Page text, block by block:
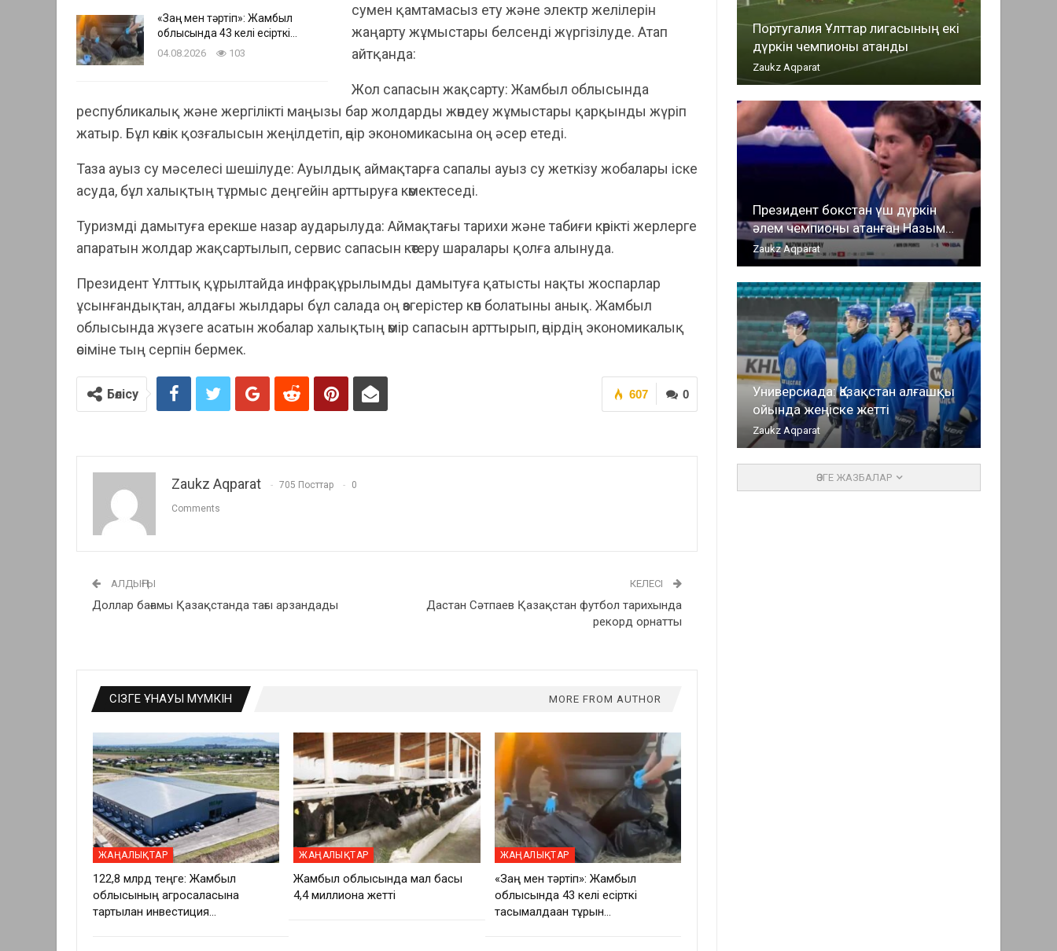
«Заң мен тәртіп»: Жамбыл
облысында 43 келі есірткі…
04.08.2026 103
сумен қамтамасыз ету және электр желілерін
жаңарту жұмыстары белсенді жүргізілуде. Атап
айтқанда:
Жол сапасын жақсарту: Жамбыл облысында
республикалық және жергілікті маңызы бар жолдарды жөндеу жұмыстары қарқынды жүріп
жатыр. Бұл көлік қозғалысын жеңілдетіп, өңір экономикасына оң әсер етеді.
Таза ауыз су мәселесі шешілуде: Ауылдық аймақтарға сапалы ауыз су жеткізу жобалары іске
асуда, бұл халықтың тұрмыс деңгейін арттыруға көмектеседі.
Туризмді дамытуға ерекше назар аударылуда: Аймақтағы тарихи және табиғи көрікті жерлерге
апаратын жолдар жақсартылып, сервис сапасын көтеру шаралары қолға алынуда.
Президент Ұлттық құрылтайда инфрақұрылымды дамытуға қатысты нақты жоспарлар
ұсынғандықтан, алдағы жылдары бұл салада оң өзгерістер көп болатыны анық. Жамбыл
облысында жүзеге асатын жобалар халықтың өмір сапасын арттырып, өңірдің экономикалық
өсіміне тың серпін бермек.
0
607
Бөлісу
Zaukz Aqparat 705 Посттар 0
Comments
АЛДЫҢҒЫ
Доллар бағамы Қазақстанда тағы арзандады
КЕЛЕСІ
Дастан Сәтпаев Қазақстан футбол тарихында
рекорд орнатты
СІЗГЕ ҰНАУЫ МҮМКІН MORE FROM AUTHOR
ЖАҢАЛЫҚТАР
122,8 млрд теңге: Жамбыл
облысының агросаласына
тартылған инвестиция…
ЖАҢАЛЫҚТАР
Жамбыл облысында мал басы
4,4 миллионға жетті
ЖАҢАЛЫҚТАР
«Заң мен тәртіп»: Жамбыл
облысында 43 келі есірткі
тасымалдаған тұрғын…
Португалия Ұлттар лигасының екі
дүркін чемпионы атанды
Zaukz Aqparat
Президент бокстан үш дүркін
әлем чемпионы атанған Назым…
Zaukz Aqparat
Универсиада: Қазақстан алғашқы
ойында жеңіске жетті
Zaukz Aqparat
ӨЗГЕ ЖАЗБАЛАР